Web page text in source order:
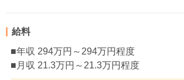
給料
■年収 294万円～294万円程度
■月収 21.3万円～21.3万円程度